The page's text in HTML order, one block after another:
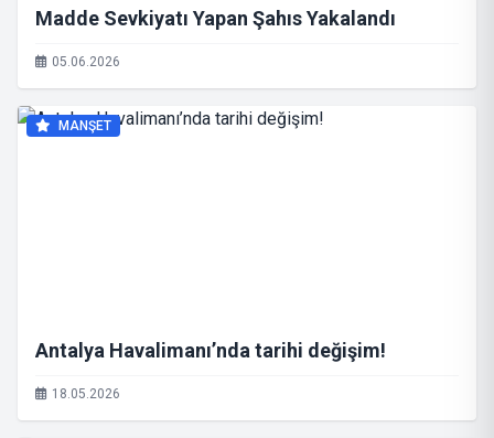
Madde Sevkiyatı Yapan Şahıs Yakalandı
05.06.2026
MANŞET
Antalya Havalimanı’nda tarihi değişim!
18.05.2026